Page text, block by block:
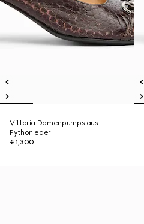
Vittoria Damenpumps aus
Pythonleder
€1,300